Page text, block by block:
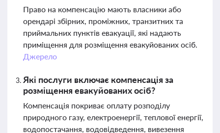
Право на компенсацію мають власники або
орендарі збірних, проміжних, транзитних та
приймальних пунктів евакуації, які надають
приміщення для розміщення евакуйованих осіб.
Джерело
Які послуги включає компенсація за
розміщення евакуйованих осіб?
Компенсація покриває оплату розподілу
природного газу, електроенергії, теплової енергії,
водопостачання, водовідведення, вивезення